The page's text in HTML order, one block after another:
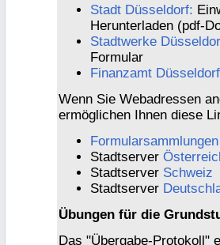
Stadt Düsseldorf:
Herunterladen (pdf-
Stadtwerke
Formular
Finanzamt Düsseldorf
Wenn Sie Webadressen
ermöglichen Ihnen diese
Formularsammlungen
Stadtserver
Stadtserver Schweiz
Stadtserver
Übungen für die
Das "Übergabe-Protokoll"